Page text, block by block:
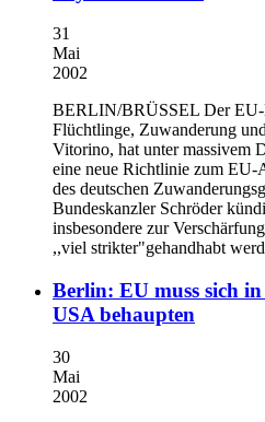
31
Mai
2002
BERLIN/BRÜSSEL Der
Flüchtlinge, Zuwanderung
Vitorino, hat unter massivem
eine neue Richtlinie zum EU-
des deutschen
Bundeskanzler Schröder
insbesondere zur
,,viel strikter"gehandhabt
Berlin: EU muss sich
USA behaupten
30
Mai
2002